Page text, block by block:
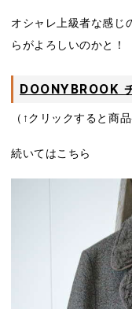
オシャレ上級者な感じ
らがよろしいのかと！
DOONYBROOK
（↑クリックすると商
続いてはこちら